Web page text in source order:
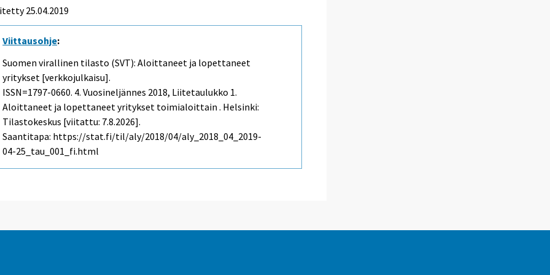
25.04.2019
Viittausohje:
Suomen virallinen tilasto (SVT): Aloittaneet ja lopettaneet
yritykset [verkkojulkaisu].
ISSN=1797-0660. 4. Vuosineljännes 2018, Liitetaulukko 1.
Aloittaneet ja lopettaneet yritykset toimialoittain . Helsinki:
Tilastokeskus [viitattu: 7.8.2026].
Saantitapa: https://stat.fi/til/aly/2018/04/aly_2018_04_2019-
04-25_tau_001_fi.html